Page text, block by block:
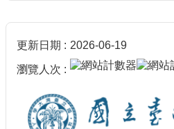
更新日期 2026-06-19
瀏覽人次